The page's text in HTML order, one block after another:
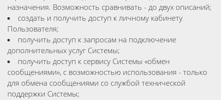
назначения. Возможность сравнивать - до двух описаний;
создать и получить доступ к личному кабинету
Пользователя;
получить доступ к запросам на подключение
дополнительных услуг Системы;
получить доступ к сервису Системы «обмен
сообщениями», с возможностью использования - только
для обмена сообщениями со службой технической
поддержки Системы;